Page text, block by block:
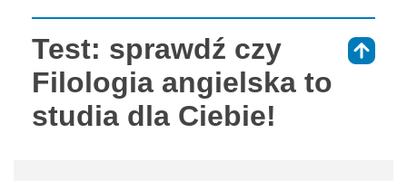
Test: sprawdź czy
Filologia angielska to
studia dla Ciebie!